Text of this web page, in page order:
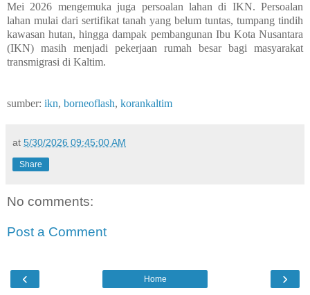
Mei 2026 mengemuka juga persoalan lahan di IKN. Persoalan
lahan mulai dari sertifikat tanah yang belum tuntas, tumpang tindih
kawasan hutan, hingga dampak pembangunan Ibu Kota Nusantara
(IKN) masih menjadi pekerjaan rumah besar bagi masyarakat
transmigrasi di Kaltim.
sumber: ikn, borneoflash, korankaltim
at 5/30/2026 09:45:00 AM
Share
No comments:
Post a Comment
‹ ›
Home